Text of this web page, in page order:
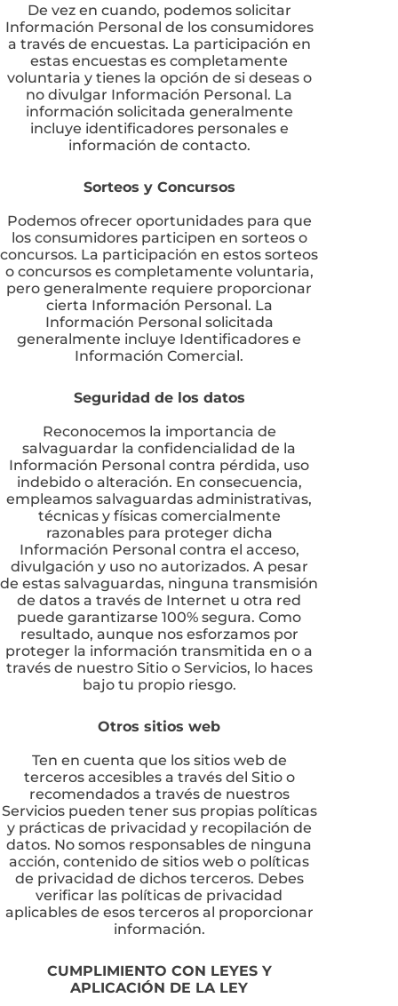
De vez en cuando, podemos solicitar
Información Personal de los consumidores
a través de encuestas. La participación en
estas encuestas es completamente
voluntaria y tienes la opción de si deseas o
no divulgar Información Personal. La
información solicitada generalmente
incluye identificadores personales e
información de contacto.
Sorteos y Concursos
Podemos ofrecer oportunidades para que
los consumidores participen en sorteos o
concursos. La participación en estos sorteos
o concursos es completamente voluntaria,
pero generalmente requiere proporcionar
cierta Información Personal. La
Información Personal solicitada
generalmente incluye Identificadores e
Información Comercial.
Seguridad de los datos
Reconocemos la importancia de
salvaguardar la confidencialidad de la
Información Personal contra pérdida, uso
indebido o alteración. En consecuencia,
empleamos salvaguardas administrativas,
técnicas y físicas comercialmente
razonables para proteger dicha
Información Personal contra el acceso,
divulgación y uso no autorizados. A pesar
de estas salvaguardas, ninguna transmisión
de datos a través de Internet u otra red
puede garantizarse 100% segura. Como
resultado, aunque nos esforzamos por
proteger la información transmitida en o a
través de nuestro Sitio o Servicios, lo haces
bajo tu propio riesgo.
Otros sitios web
Ten en cuenta que los sitios web de
terceros accesibles a través del Sitio o
recomendados a través de nuestros
Servicios pueden tener sus propias políticas
y prácticas de privacidad y recopilación de
datos. No somos responsables de ninguna
acción, contenido de sitios web o políticas
de privacidad de dichos terceros. Debes
verificar las políticas de privacidad
aplicables de esos terceros al proporcionar
información.
CUMPLIMIENTO CON LEYES Y
APLICACIÓN DE LA LEY